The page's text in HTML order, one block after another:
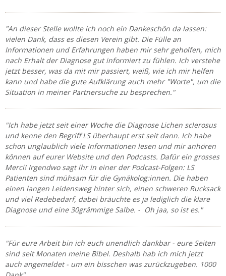
"An dieser Stelle wollte ich noch ein Dankeschön da lassen:
vielen Dank, dass es diesen Verein gibt. Die Fülle an
Informationen und Erfahrungen haben mir sehr geholfen, mich
nach Erhalt der Diagnose gut informiert zu fühlen. Ich verstehe
jetzt besser, was da mit mir passiert, weiß, wie ich mir helfen
kann und habe die gute Aufklärung auch mehr "Worte", um die
Situation in meiner Partnersuche zu besprechen."
"Ich habe jetzt seit einer Woche die Diagnose Lichen sclerosus
und kenne den Begriff LS überhaupt erst seit dann. Ich habe
schon unglaublich viele Informationen lesen und mir anhören
können auf eurer Website und den Podcasts. Dafür ein grosses
Merci! Irgendwo sagt ihr in einer der Podcast-Folgen: LS
Patienten sind mühsam für die Gynäkolog:innen. Die haben
einen langen Leidensweg hinter sich, einen schweren Rucksack
und viel Redebedarf, dabei bräuchte es ja lediglich die klare
Diagnose und eine 30grämmige Salbe. - Oh jaa, so ist es."
"Für eure Arbeit bin ich euch unendlich dankbar - eure Seiten
sind seit Monaten meine Bibel. Deshalb hab ich mich jetzt
auch angemeldet - um ein bisschen was zurückzugeben. 1000